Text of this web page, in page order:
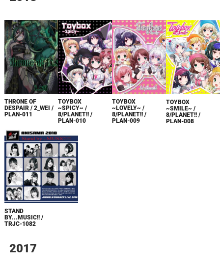
THRONE OF
DESPAIR / 2_WEI /
PLAN-011
TOYBOX
~SPICY~ /
8/PLANET!! /
PLAN-010
TOYBOX
~LOVELY~ /
8/PLANET!! /
PLAN-009
TOYBOX
~SMILE~ /
8/PLANET!! /
PLAN-008
STAND
BY...MUSIC!! /
TRJC-1082
2017